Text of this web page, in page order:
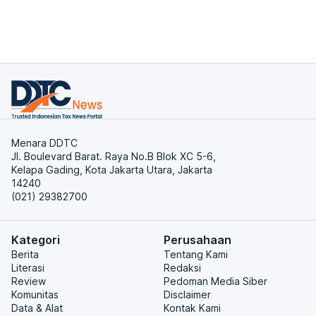
Menara DDTC
Jl. Boulevard Barat. Raya No.B Blok XC 5-6,
Kelapa Gading, Kota Jakarta Utara, Jakarta
14240
(021) 29382700
Kategori
Berita
Literasi
Review
Komunitas
Data & Alat
Perusahaan
Tentang Kami
Redaksi
Pedoman Media Siber
Disclaimer
Kontak Kami